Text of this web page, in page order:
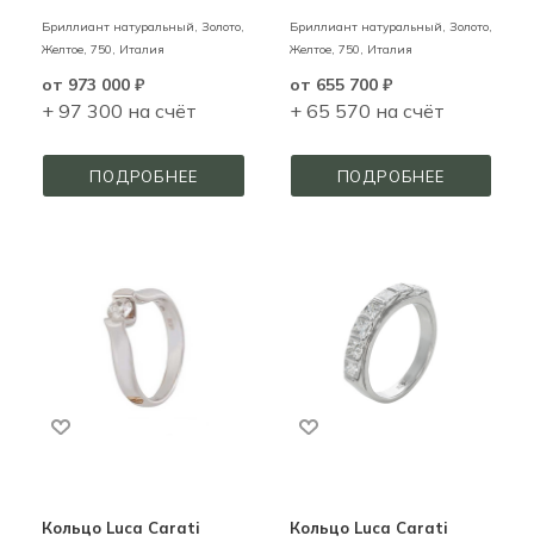
Бриллиант натуральный, Золото,
Желтое, 750, Италия
от 973 000 ₽
+ 97 300 на счёт
ПОДРОБНЕЕ
Бриллиант натуральный, Золото,
Желтое, 750, Италия
от 655 700 ₽
+ 65 570 на счёт
ПОДРОБНЕЕ
Кольцо Luca Carati
Кольцо Luca Carati